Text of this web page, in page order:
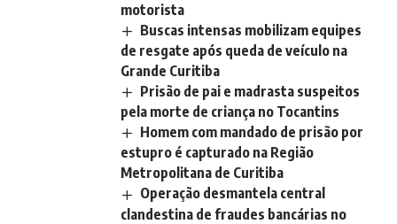
motorista
Buscas intensas mobilizam equipes
de resgate após queda de veículo na
Grande Curitiba
Prisão de pai e madrasta suspeitos
pela morte de criança no Tocantins
Homem com mandado de prisão por
estupro é capturado na Região
Metropolitana de Curitiba
Operação desmantela central
clandestina de fraudes bancárias no